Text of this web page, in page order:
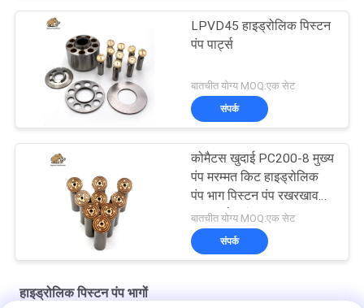
LPVD45 हाइड्रोलिक पिस्टन
पंप पार्ट्स
बातचीत योग्य MOQ:एक सेट
संपर्क
कोमैटस खुदाई PC200-8 मुख्य
पंप मरम्मत किट हाइड्रोलिक
पंप भाग पिस्टन पंप रखरखाव
मरम्मत सेवाएं
बातचीत योग्य MOQ:एक सेट
संपर्क
हाइड्रोलिक पिस्टन पंप भागों